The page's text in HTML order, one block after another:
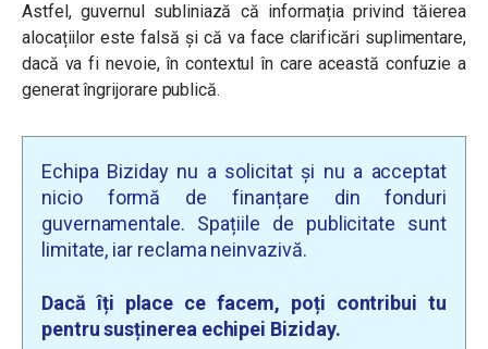
Astfel, guvernul subliniază că informația privind tăierea
alocațiilor este falsă și că va face clarificări suplimentare,
dacă va fi nevoie, în contextul în care această confuzie a
generat îngrijorare publică.
Echipa Biziday nu a solicitat și nu a acceptat
nicio formă de finanțare din fonduri
guvernamentale. Spațiile de publicitate sunt
limitate, iar reclama neinvazivă.
Dacă îți place ce facem, poți contribui tu
pentru susținerea echipei Biziday.